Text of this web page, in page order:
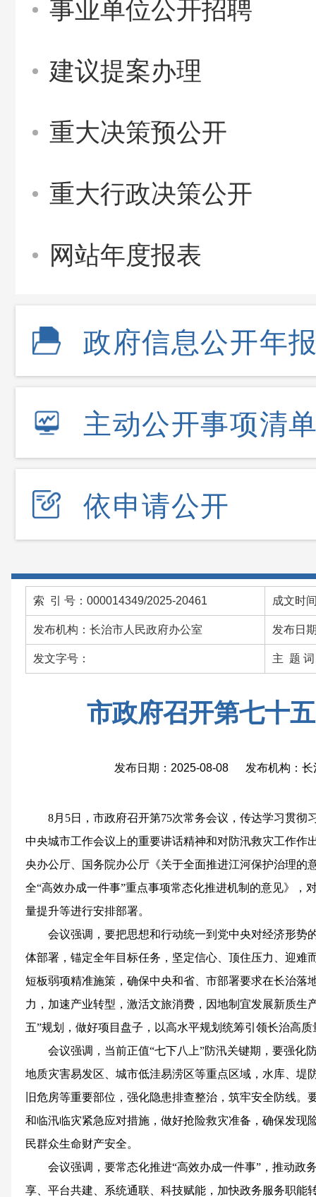
事业单位公开招聘
建议提案办理
重大决策预公开
重大行政决策公开
网站年度报表
政府信息公开年
主动公开事项清
依申请公开
索 引 号：000014349/2025-20461 成文时
发布机构：长治市人民政府办公室 发布日
发文字号： 主 题 词
市政府召开第七十
发布日期：2025-08-08 发布机构：长
8月5日，市政府召开第75次常务会议，传达学习贯彻
中央城市工作会议上的重要讲话精神和对防汛救灾工作作
央办公厅、国务院办公厅《关于全面推进江河保护治理的
全“高效办成一件事”重点事项常态化推进机制的意见》，
量提升等进行安排部署。
会议强调，要把思想和行动统一到党中央对经济形势
体部署，锚定全年目标任务，坚定信心、顶住压力、迎难
短板弱项精准施策，确保中央和省、市部署要求在长治落
力，加速产业转型，激活文旅消费，因地制宜发展新质生
五”规划，做好项目盘子，以高水平规划统筹引领长治高质
会议强调，当前正值“七下八上”防汛关键期，要强化
地质灾害易发区、城市低洼易涝区等重点区域，水库、堤
旧危房等重要部位，强化隐患排查整治，筑牢安全防线。
和临汛临灾紧急应对措施，做好抢险救灾准备，确保发现
民群众生命财产安全。
会议强调，要常态化推进“高效办成一件事”，推动政
享、平台共建、系统通联、科技赋能，加快政务服务职能